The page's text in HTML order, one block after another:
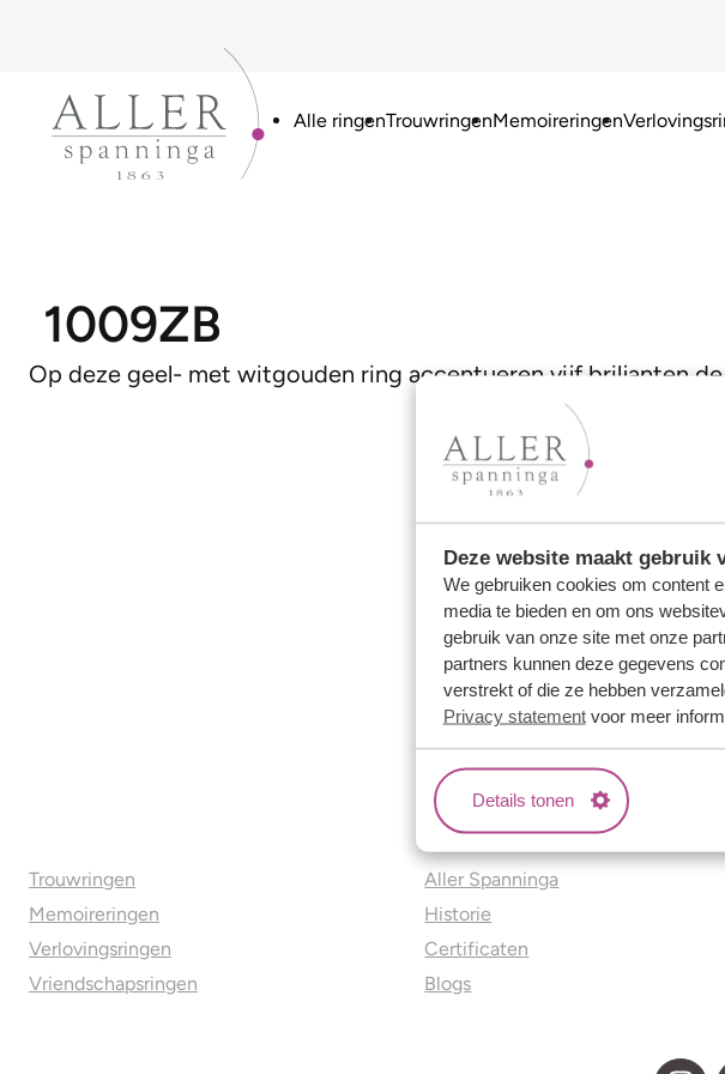
Deze website maakt gebruik
We gebruiken cookies om content
media te bieden en om ons
gebruik van onze site met onze
partners kunnen deze gegevens
verstrekt of die ze hebben
Privacy statementvoor meer
Details tonen
Alle ringenTrouwringenMemoireringen
1009ZB
Op deze geel- met witgouden ring accentueren vijf briljanten
Trouwringen
Memoireringen
Verlovingsringen
Vriendschapsringen
Over ons
Aller Spanninga
Historie
Certificaten
Blogs